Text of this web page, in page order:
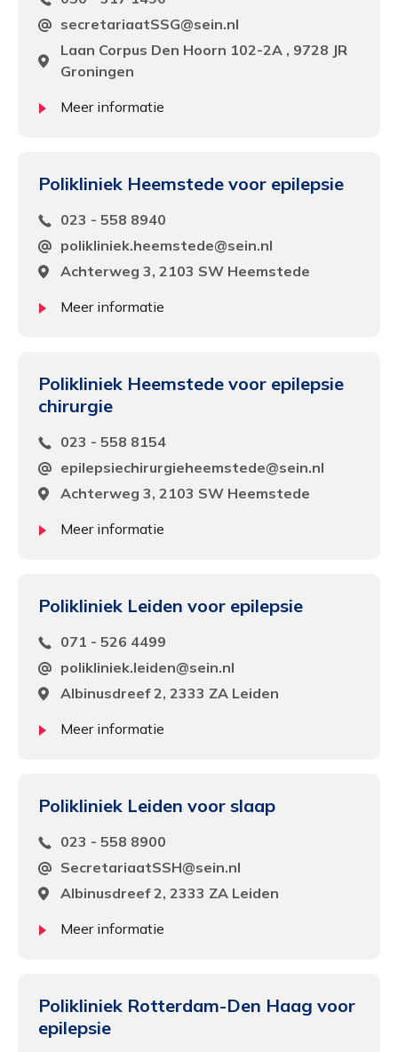
secretariaatSSG@sein.nl
Laan Corpus Den Hoorn 102-2A , 9728 JR
Groningen
Meer informatie
Polikliniek Heemstede voor epilepsie
023 - 558 8940
polikliniek.heemstede@sein.nl
Achterweg 3, 2103 SW Heemstede
Meer informatie
Polikliniek Heemstede voor epilepsie
chirurgie
023 - 558 8154
epilepsiechirurgieheemstede@sein.nl
Achterweg 3, 2103 SW Heemstede
Meer informatie
Polikliniek Leiden voor epilepsie
071 - 526 4499
polikliniek.leiden@sein.nl
Albinusdreef 2, 2333 ZA Leiden
Meer informatie
Polikliniek Leiden voor slaap
023 - 558 8900
SecretariaatSSH@sein.nl
Albinusdreef 2, 2333 ZA Leiden
Meer informatie
Polikliniek Rotterdam-Den Haag voor
epilepsie